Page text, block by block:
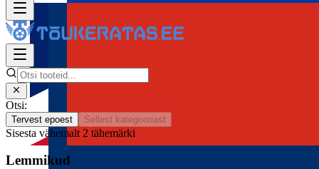
Otsi:
Tervest epoest Sellest kategooriast
Sisesta vähemalt 2 tähemärki
Lemmikud